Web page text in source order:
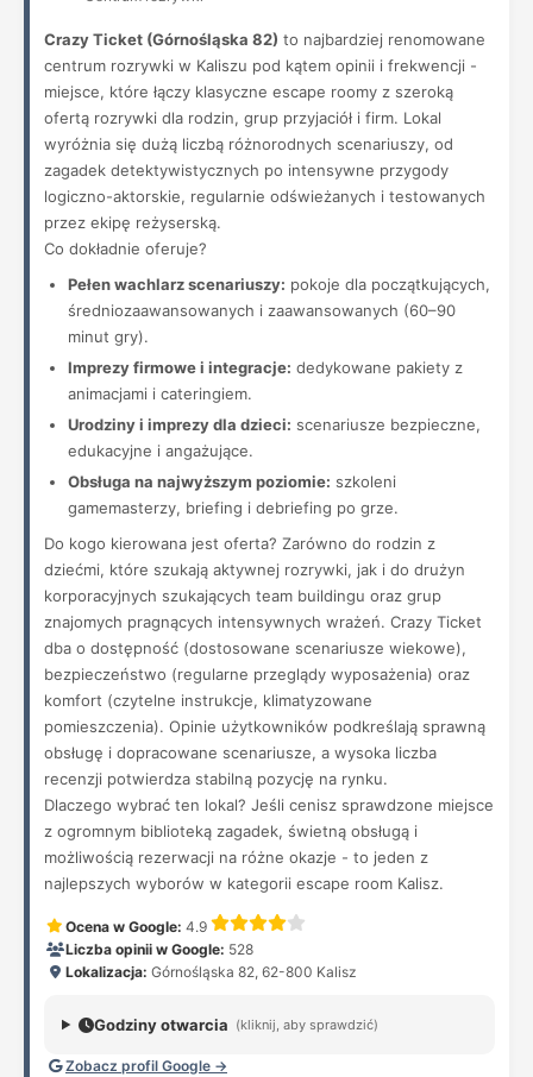
Crazy Ticket (Górnośląska 82) to najbardziej renomowane
centrum rozrywki w Kaliszu pod kątem opinii i frekwencji -
miejsce, które łączy klasyczne escape roomy z szeroką
ofertą rozrywki dla rodzin, grup przyjaciół i firm. Lokal
wyróżnia się dużą liczbą różnorodnych scenariuszy, od
zagadek detektywistycznych po intensywne przygody
logiczno-aktorskie, regularnie odświeżanych i testowanych
przez ekipę reżyserską.
Co dokładnie oferuje?
Pełen wachlarz scenariuszy: pokoje dla początkujących,
średniozaawansowanych i zaawansowanych (60–90
minut gry).
Imprezy firmowe i integracje: dedykowane pakiety z
animacjami i cateringiem.
Urodziny i imprezy dla dzieci: scenariusze bezpieczne,
edukacyjne i angażujące.
Obsługa na najwyższym poziomie: szkoleni
gamemasterzy, briefing i debriefing po grze.
Do kogo kierowana jest oferta? Zarówno do rodzin z
dziećmi, które szukają aktywnej rozrywki, jak i do drużyn
korporacyjnych szukających team buildingu oraz grup
znajomych pragnących intensywnych wrażeń. Crazy Ticket
dba o dostępność (dostosowane scenariusze wiekowe),
bezpieczeństwo (regularne przeglądy wyposażenia) oraz
komfort (czytelne instrukcje, klimatyzowane
pomieszczenia). Opinie użytkowników podkreślają sprawną
obsługę i dopracowane scenariusze, a wysoka liczba
recenzji potwierdza stabilną pozycję na rynku.
Dlaczego wybrać ten lokal? Jeśli cenisz sprawdzone miejsce
z ogromnym biblioteką zagadek, świetną obsługą i
możliwością rezerwacji na różne okazje - to jeden z
najlepszych wyborów w kategorii escape room Kalisz.
Ocena w Google: 4.9
Liczba opinii w Google: 528
Lokalizacja: Górnośląska 82, 62-800 Kalisz
Godziny otwarcia (kliknij, aby sprawdzić)
Zobacz profil Google →